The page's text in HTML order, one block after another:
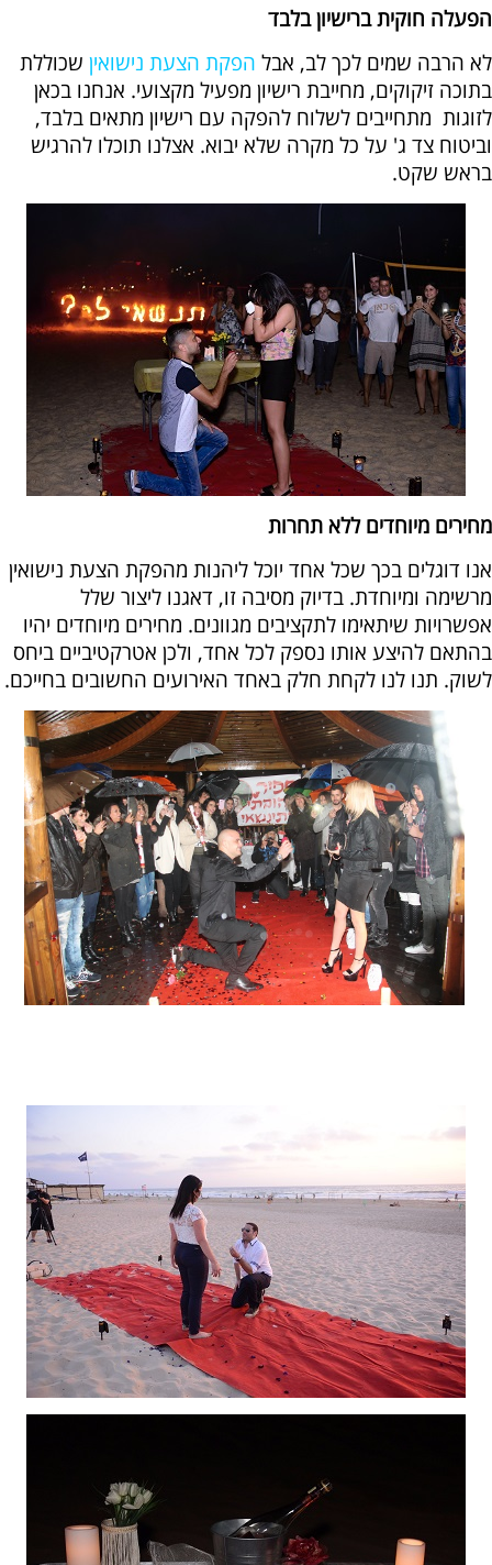
הפעלה חוקית ברישיון בלבד
לא הרבה שמים לכך לב, אבל הפקת הצעת נישואין שכוללת
בתוכה זיקוקים, מחייבת רישיון מפעיל מקצועי. אנחנו בכאן
לזוגות מתחייבים לשלוח להפקה עם רישיון מתאים בלבד,
וביטוח צד ג' על כל מקרה שלא יבוא. אצלנו תוכלו להרגיש
בראש שקט.
מחירים מיוחדים ללא תחרות
אנו דוגלים בכך שכל אחד יוכל ליהנות מהפקת הצעת נישואין
מרשימה ומיוחדת. בדיוק מסיבה זו, דאגנו ליצור שלל
אפשרויות שיתאימו לתקציבים מגוונים. מחירים מיוחדים יהיו
בהתאם להיצע אותו נספק לכל אחד, ולכן אטרקטיביים ביחס
לשוק. תנו לנו לקחת חלק באחד האירועים החשובים בחייכם.